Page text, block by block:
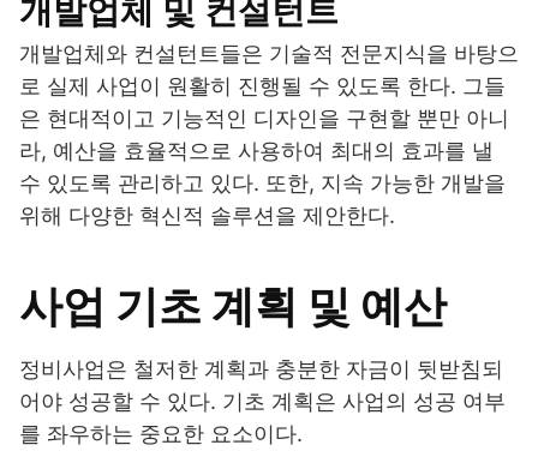
개발업체 및 컨설턴트
개발업체와 컨설턴트들은 기술적 전문지식을 바탕으
로 실제 사업이 원활히 진행될 수 있도록 한다. 그들
은 현대적이고 기능적인 디자인을 구현할 뿐만 아니
라, 예산을 효율적으로 사용하여 최대의 효과를 낼
수 있도록 관리하고 있다. 또한, 지속 가능한 개발을
위해 다양한 혁신적 솔루션을 제안한다.
사업 기초 계획 및 예산
정비사업은 철저한 계획과 충분한 자금이 뒷받침되
어야 성공할 수 있다. 기초 계획은 사업의 성공 여부
를 좌우하는 중요한 요소이다.